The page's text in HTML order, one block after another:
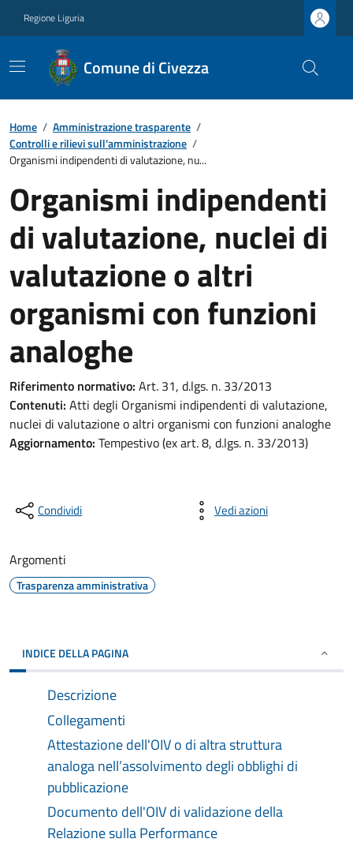
Regione Liguria
Comune di Civezza
Home / Amministrazione trasparente /
Controlli e rilievi sull'amministrazione /
Organismi indipendenti di valutazione, nu...
Organismi indipendenti
di valutazione, nuclei di
valutazione o altri
organismi con funzioni
analoghe
Riferimento normativo: Art. 31, d.lgs. n. 33/2013
Contenuti: Atti degli Organismi indipendenti di valutazione,
nuclei di valutazione o altri organismi con funzioni analoghe
Aggiornamento: Tempestivo (ex art. 8, d.lgs. n. 33/2013)
Condividi Vedi azioni
Argomenti
Trasparenza amministrativa
INDICE DELLA PAGINA
Descrizione
Collegamenti
Attestazione dell'OIV o di altra struttura
analoga nell’assolvimento degli obblighi di
pubblicazione
Documento dell'OIV di validazione della
Relazione sulla Performance